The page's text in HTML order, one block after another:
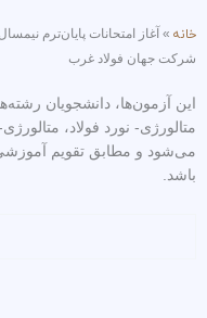
خانه »
شرکت جهان فولاد غرب
این آزمون‌ها، دانشجویان
می‌شود و مطابق تقویم
باشد.